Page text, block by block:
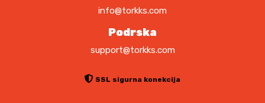
info@torkks.com
Podrska
support@torkks.com
SSL sigurna konekcija